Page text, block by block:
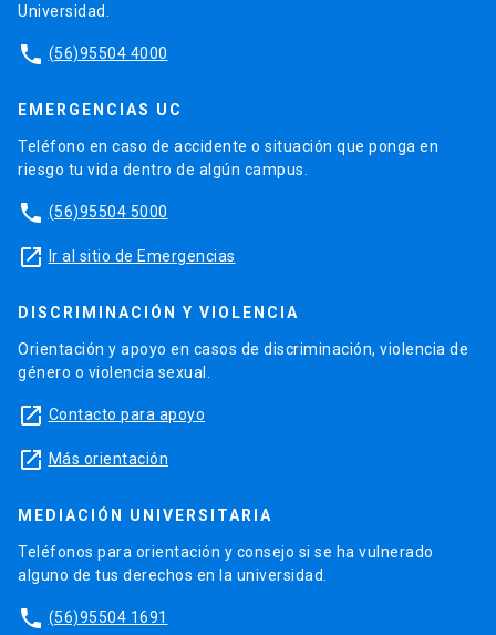
Universidad.
phone (56)95504 4000
EMERGENCIAS UC
Teléfono en caso de accidente o situación que ponga en
riesgo tu vida dentro de algún campus.
phone (56)95504 5000
launch Ir al sitio de Emergencias
DISCRIMINACIÓN Y VIOLENCIA
Orientación y apoyo en casos de discriminación, violencia de
género o violencia sexual.
launch Contacto para apoyo
launch Más orientación
MEDIACIÓN UNIVERSITARIA
Teléfonos para orientación y consejo si se ha vulnerado
alguno de tus derechos en la universidad.
phone (56)95504 1691